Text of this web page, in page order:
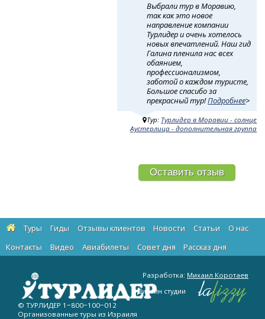
Выбрали тур в Моравию,
так как это новое
направление компании
Турлидер и очень хотелось
новых впечатлений. Наш гид
Галина пленила нас всех
обаянием,
профессионализмом,
заботой о каждом туристе,
Большое спасибо за
прекрасный тур!Подробнее>
Тур: Турлидер в Моравии - солнце
Аустерлица - дополнительная группа
Оставить отзыв
Туры Гиды Отзывы клиентов Новости Статьи
О нас
Контакты
Видео Авиабилеты Cовет дня Рассказ дня
© ТУРЛИДЕР 1−800−100−012
Организованные туры из Израиля
Разработка: Михаил Коротаев
Дизайн студии